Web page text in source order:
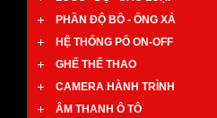
PHẦN ĐỘ BÔ - ỐNG XẢ
HỆ THỐNG PÔ ON-OFF
GHẾ THỂ THAO
CAMERA HÀNH TRÌNH
ÂM THANH Ô TÔ